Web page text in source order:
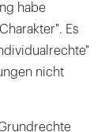
habe
Es
nicht